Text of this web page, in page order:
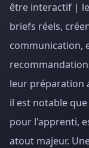
être interactif |
briefs réels,
communication,
leur préparation
il est notable
pour l'apprenti,
atout majeur.